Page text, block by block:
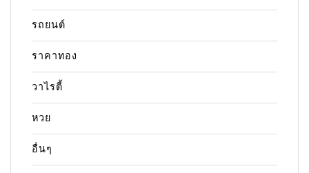
รถยนต์
ราคาทอง
วาไรตี้
หวย
อื่นๆ